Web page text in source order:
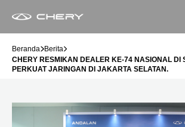
Beranda Berita
CHERY RESMIKAN DEALER KE-74 NASIONAL DI
PERKUAT JARINGAN DI JAKARTA SELATAN.